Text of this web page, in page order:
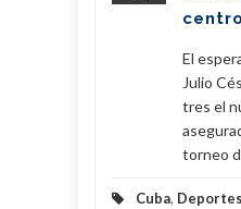
El
Julio
tres el
torneo
Cuba, Deportes